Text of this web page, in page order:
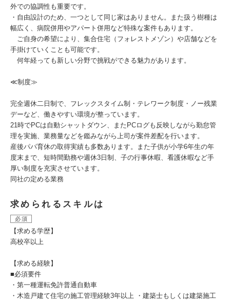
外での協調性も重要です。
・自由設計のため、一つとして同じ家はありません。また扱う樹種は
幅広く、病院併用やアパート併用など特殊な案件もあります。
ご自身の希望により、集合住宅（フォレストメゾン）や店舗などを
手掛けていくことも可能です。
何年経っても新しい分野で挑戦ができる魅力があります。
≪制度≫
完全週休二日制で、フレックスタイム制・テレワーク制度・ノー残業
デーなど、働きやすい環境が整っています。
21時でPCは自動シャットダウン、またPCログも反映しながら勤怠管
理を実施、業務量などを鑑みながら上司が案件差配を行います。
産後パパ育休の取得実績も多数あります。また子供が小学6年生の年
度末まで、短時間勤務や週休3日制、子の行事休暇、看護休暇など手
厚い制度を充実させています。
同社の定める業務
求められるスキルは
必須
【求める学歴】
高校卒以上
【求める経験】
■必須要件
・第一種運転免許普通自動車
・木造戸建て住宅の施工管理経験3年以上 ・建築士もしくは建築施工